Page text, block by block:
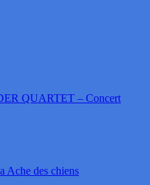
QUARTET – Concert
des chiens